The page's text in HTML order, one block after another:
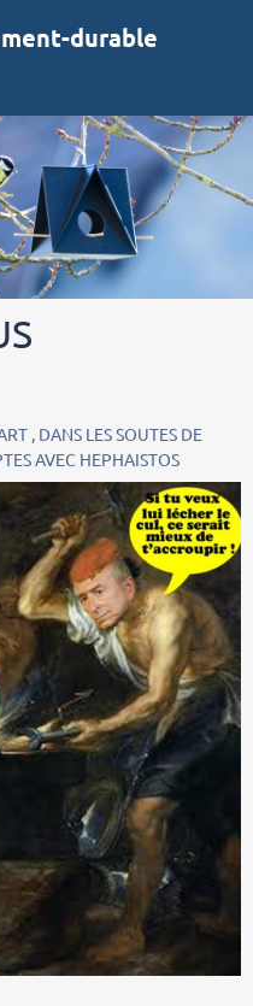
durable
LES SOUTES DE
AVEC HEPHAISTOS